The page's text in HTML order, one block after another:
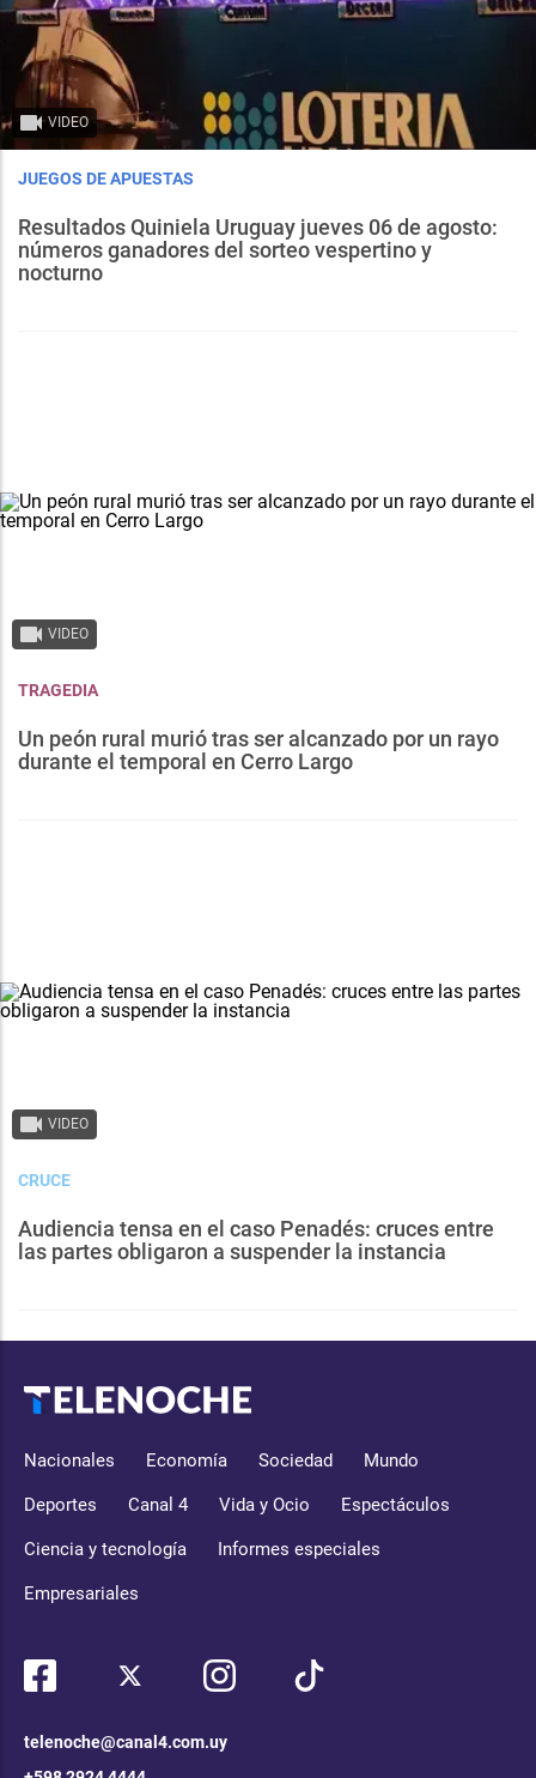
VIDEO
JUEGOS DE APUESTAS
Resultados Quiniela Uruguay jueves 06 de agosto:
números ganadores del sorteo vespertino y
nocturno
VIDEO
TRAGEDIA
Un peón rural murió tras ser alcanzado por un rayo
durante el temporal en Cerro Largo
VIDEO
CRUCE
Audiencia tensa en el caso Penadés: cruces entre
las partes obligaron a suspender la instancia
Nacionales Economía Sociedad Mundo
Deportes Canal 4 Vida y Ocio Espectáculos
Ciencia y tecnología Informes especiales
Empresariales
telenoche@canal4.com.uy